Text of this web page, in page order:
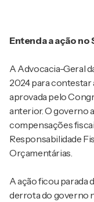
Entenda a ação no
A Advocacia-Geral
2024 para contestar
aprovada pelo
anterior. O governo
compensações
Responsabilidade
Orçamentárias.
A ação ficou parada
derrota do governo